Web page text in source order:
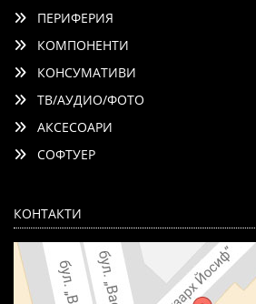
ПЕРИФЕРИЯ
КОМПОНЕНТИ
КОНСУМАТИВИ
ТВ/АУДИО/ФОТО
АКСЕСОАРИ
СОФТУЕР
КОНТАКТИ